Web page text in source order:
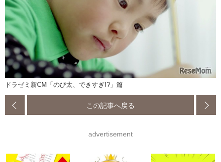
ドラゼミ新CM「のび太、できすぎ!?」篇
この記事へ戻る
advertisement